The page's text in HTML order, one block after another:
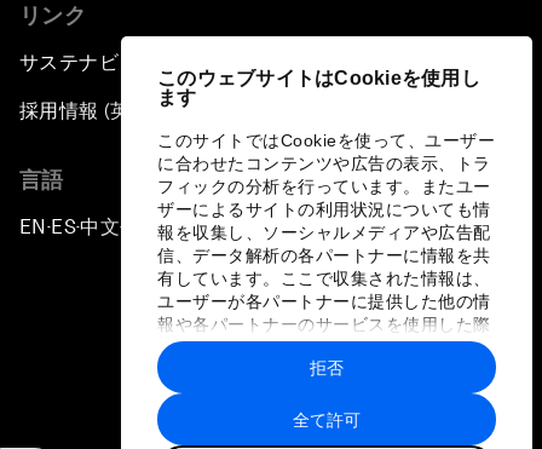
このウェブサイトはCookieを使用し
ます
このサイトではCookieを使って、ユーザー
に合わせたコンテンツや広告の表示、トラ
フィックの分析を行っています。またユー
ザーによるサイトの利用状況についても情
報を収集し、ソーシャルメディアや広告配
信、データ解析の各パートナーに情報を共
有しています。ここで収集された情報は、
ユーザーが各パートナーに提供した他の情
報や各パートナーのサービスを使用した際
に収集された情報と組み合わされ、各パー
トナーによって使用されることがありま
す。
全て許可
拒否
リンク
サステナビリティへの取り組み
採用情報 (英語のみ)
言語
EN ▪ES▪中文▪ 日本語
プライバシーポリシーと利用規約
サイトマップ